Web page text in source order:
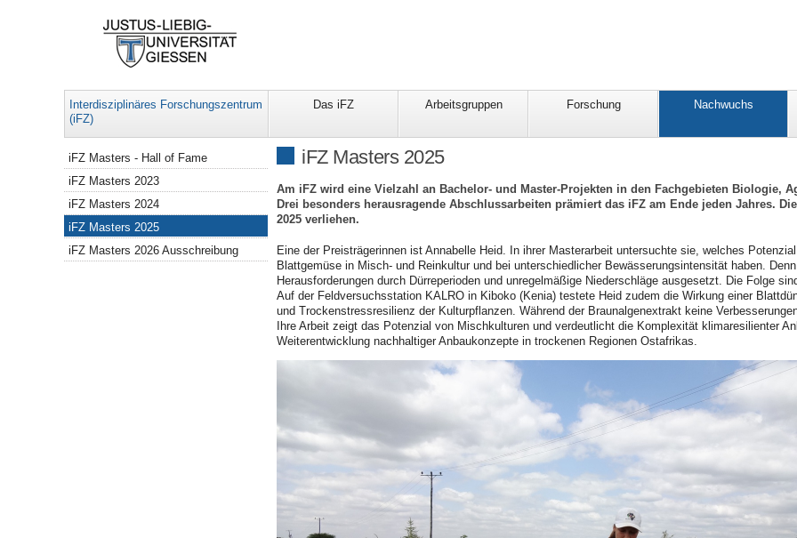
Interdisziplinäres Forschungszentrum
(iFZ)
Das iFZ Arbeitsgruppen Forschung Nachwuchs
iFZ Masters 2025
Am iFZ wird eine Vielzahl an Bachelor- und Master-Projekten in den Fachgebieten Biologie,
Drei besonders herausragende Abschlussarbeiten prämiert das iFZ am Ende jeden Jahres.
2025 verliehen.
Eine der Preisträgerinnen ist Annabelle Heid. In ihrer Masterarbeit untersuchte sie, welches
Blattgemüse in Misch- und Reinkultur und bei unterschiedlicher Bewässerungsintensität haben.
Herausforderungen durch Dürreperioden und unregelmäßige Niederschläge ausgesetzt. Die Folge
Auf der Feldversuchsstation KALRO in Kiboko (Kenia) testete Heid zudem die Wirkung einer
und Trockenstressresilienz der Kulturpflanzen. Während der Braunalgenextrakt keine
Ihre Arbeit zeigt das Potenzial von Mischkulturen und verdeutlicht die Komplexität klimaresilienter
Weiterentwicklung nachhaltiger Anbaukonzepte in trockenen Regionen Ostafrikas.
Navigation
iFZ Masters - Hall of Fame
iFZ Masters 2023
iFZ Masters 2024
iFZ Masters 2025
iFZ Masters 2026 Ausschreibung